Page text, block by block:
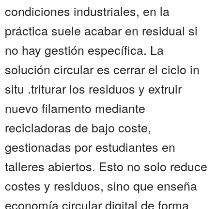
condiciones industriales, en la
práctica suele acabar en residual si
no hay gestión específica. La
solución circular es cerrar el ciclo in
situ .triturar los residuos y extruir
nuevo filamento mediante
recicladoras de bajo coste,
gestionadas por estudiantes en
talleres abiertos. Esto no solo reduce
costes y residuos, sino que enseña
economía circular digital de forma